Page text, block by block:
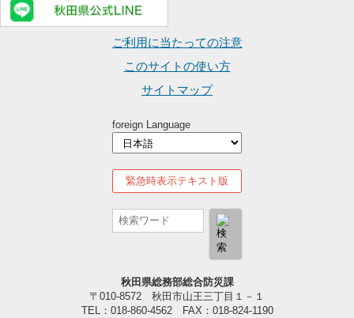
ご利用に当たっての注意
このサイトの使い方
サイトマップ
foreign Language
緊急時表示テキスト版
秋田県総務部総合防災課
〒010-8572 秋田市山王三丁目１－１
TEL：018-860-4562 FAX：018-824-1190